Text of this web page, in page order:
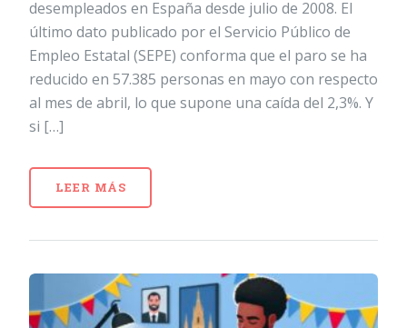
desempleados en España desde julio de 2008. El
último dato publicado por el Servicio Público de
Empleo Estatal (SEPE) conforma que el paro se ha
reducido en 57.385 personas en mayo con respecto
al mes de abril, lo que supone una caída del 2,3%. Y
si […]
LEER MÁS